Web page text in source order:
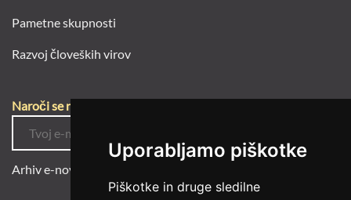
Uporabljamo piškotke
Piškotke in druge sledilne
Pametne skupnosti
Razvoj človeških virov
Naroči se na e-novice
Arhiv e-novic